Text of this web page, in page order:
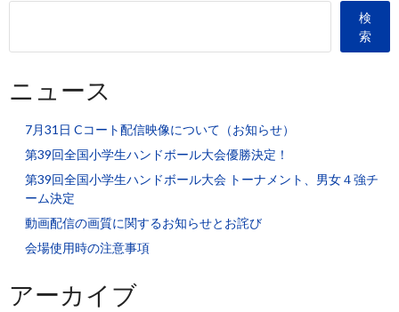
検
索
ニュース
7月31日 Cコート配信映像について（お知らせ）
第39回全国小学生ハンドボール大会優勝決定！
第39回全国小学生ハンドボール大会 トーナメント、男女４強チ
ーム決定
動画配信の画質に関するお知らせとお詫び
会場使用時の注意事項
アーカイブ